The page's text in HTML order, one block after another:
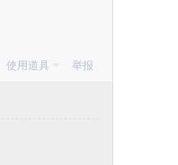
使用道具 举报